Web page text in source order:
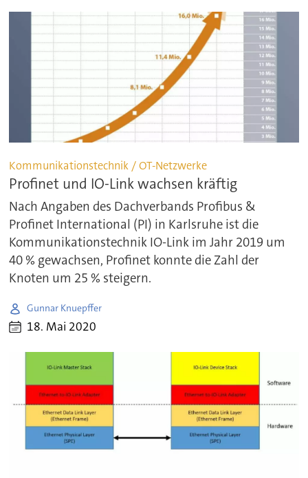
Kommunikationstechnik / OT-Netzwerke
Profinet und IO-Link wachsen kräftig
Nach Angaben des Dachverbands Profibus &
Profinet International (PI) in Karlsruhe ist die
Kommunikationstechnik IO-Link im Jahr 2019 um
40 % gewachsen, Profinet konnte die Zahl der
Knoten um 25 % steigern.
Gunnar Knuepffer
18. Mai 2020